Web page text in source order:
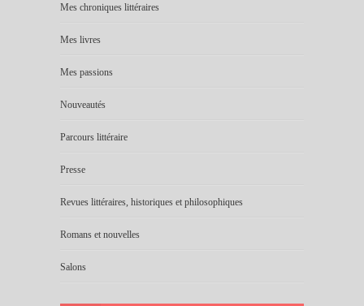
Mes chroniques littéraires
Mes livres
Mes passions
Nouveautés
Parcours littéraire
Presse
Revues littéraires, historiques et philosophiques
Romans et nouvelles
Salons